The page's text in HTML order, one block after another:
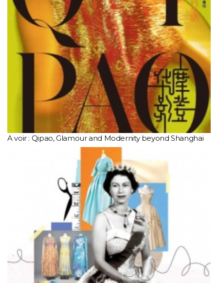
A voir : Qipao, Glamour and Modernity beyond Shanghai